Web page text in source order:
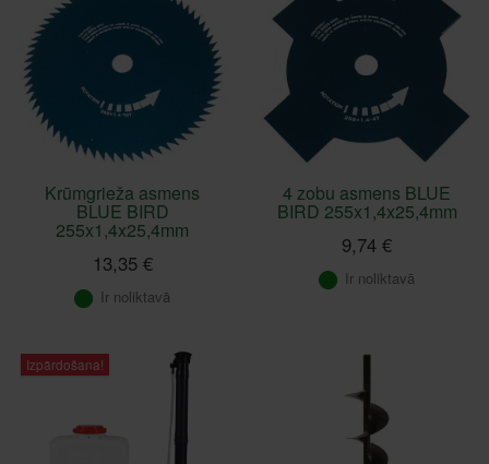
Krūmgrieža asmens
BLUE BIRD
255x1,4x25,4mm
13,35 €
Ir noliktavā
4 zobu asmens BLUE
BIRD 255x1,4x25,4mm
9,74 €
Ir noliktavā
Izpārdošana!